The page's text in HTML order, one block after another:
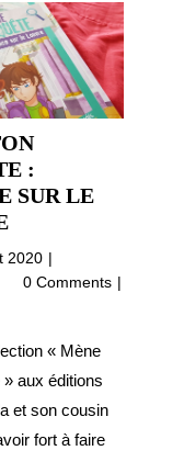
:
SUR LE
MÈNE
TON
ENQUÊTE
SUR
LE
LOUVRE
2020 21
juillet
0 Comments
« Mène
aux éditions
et son cousin
fort à faire